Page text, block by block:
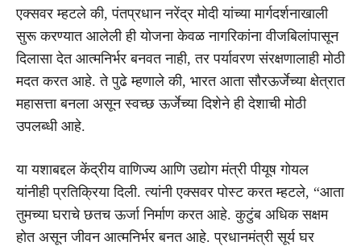
एक्सवर म्हटले की, पंतप्रधान नरेंद्र मोदी यांच्या मार्गदर्शनाखाली
सुरू करण्यात आलेली ही योजना केवळ नागरिकांना वीजबिलांपासून
दिलासा देत आत्मनिर्भर बनवत नाही, तर पर्यावरण संरक्षणालाही मोठी
मदत करत आहे. ते पुढे म्हणाले की, भारत आता सौरऊर्जेच्या क्षेत्रात
महासत्ता बनला असून स्वच्छ ऊर्जेच्या दिशेने ही देशाची मोठी
उपलब्धी आहे.
या यशाबद्दल केंद्रीय वाणिज्य आणि उद्योग मंत्री पीयूष गोयल
यांनीही प्रतिक्रिया दिली. त्यांनी एक्सवर पोस्ट करत म्हटले, “आता
तुमच्या घराचे छतच ऊर्जा निर्माण करत आहे. कुटुंब अधिक सक्षम
होत असून जीवन आत्मनिर्भर बनत आहे. प्रधानमंत्री सूर्य घर